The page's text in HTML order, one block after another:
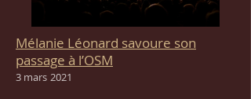
Mélanie Léonard savoure son
passage à l’OSM
3 mars 2021